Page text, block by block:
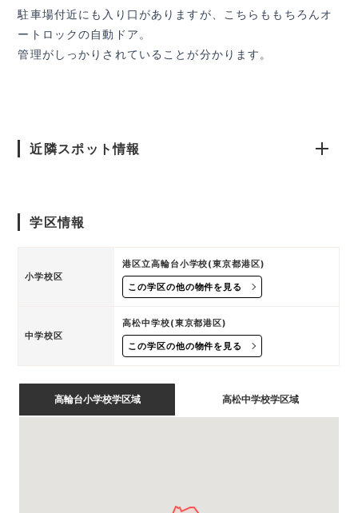
駐車場付近にも入り口がありますが、こちらももちろんオ
ートロックの自動ドア。
管理がしっかりされていることが分かります。
近隣スポット情報
学区情報
小学校区
港区立高輪台小学校(東京都港区)
この学区の他の物件を見る
中学校区
高松中学校(東京都港区)
この学区の他の物件を見る
高輪台小学校学区域 高松中学校学区域